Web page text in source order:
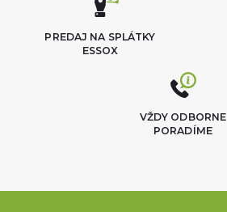
PREDAJ NA SPLÁTKY
ESSOX
VŽDY ODBORNE
PORADÍME